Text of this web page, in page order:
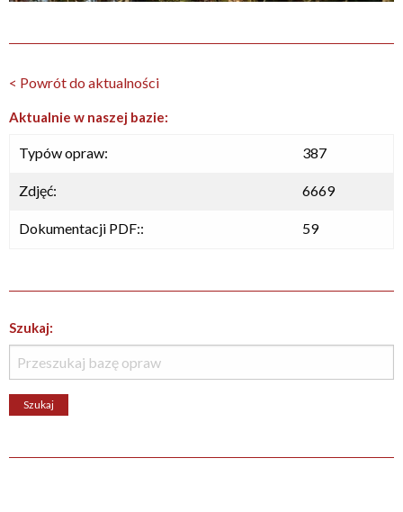
< Powrót do aktualności
Aktualnie w naszej bazie:
Typów opraw: 387
Zdjęć: 6669
Dokumentacji PDF:: 59
Szukaj: